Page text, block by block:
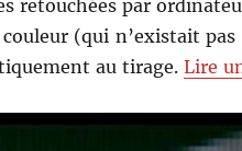
retouchées par
(qui n’existait
au tirage.Lire